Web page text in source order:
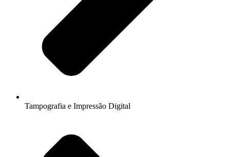
Tampografia e Impressão Digital